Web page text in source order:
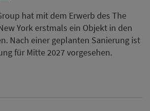
hat mit dem Erwerb des The
York erstmals ein Objekt in den
Nach einer geplanten Sanierung ist
für Mitte 2027 vorgesehen.